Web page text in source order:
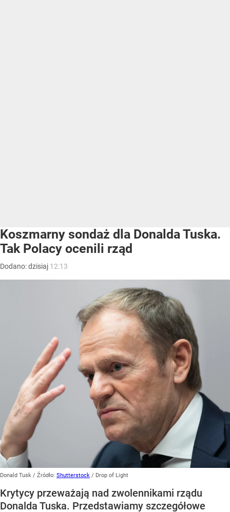
Koszmarny sondaż dla Donalda Tuska.
Tak Polacy ocenili rząd
Dodano:dzisiaj 12:13
Donald Tusk / Źródło: Shutterstock / Drop of Light
Krytycy przeważają nad zwolennikami rządu
Donalda Tuska. Przedstawiamy szczegółowe